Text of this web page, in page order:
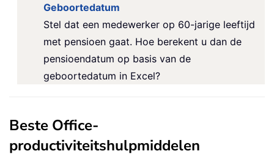
Geboortedatum
Stel dat een medewerker op 60-jarige leeftijd
met pensioen gaat. Hoe berekent u dan de
pensioendatum op basis van de
geboortedatum in Excel?
Beste Office-
productiviteitshulpmiddelen